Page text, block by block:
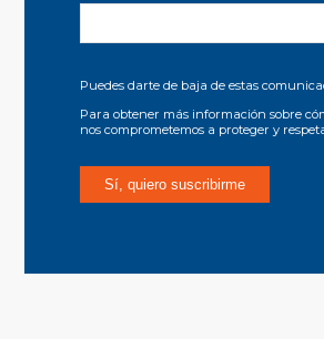
Puedes darte de baja de estas
Para obtener más información sobre
nos comprometemos a proteger y